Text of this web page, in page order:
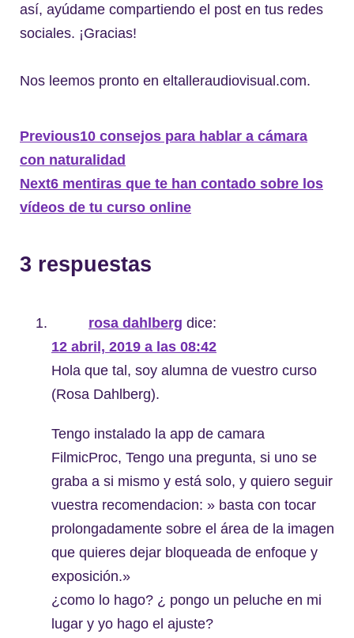
así, ayúdame compartiendo el post en tus redes
sociales. ¡Gracias!
Nos leemos pronto en eltalleraudiovisual.com.
Previous10 consejos para hablar a cámara
con naturalidad
Next6 mentiras que te han contado sobre los
vídeos de tu curso online
3 respuestas
rosa dahlberg dice:
12 abril, 2019 a las 08:42
Hola que tal, soy alumna de vuestro curso
(Rosa Dahlberg).
Tengo instalado la app de camara
FilmicProc, Tengo una pregunta, si uno se
graba a si mismo y está solo, y quiero seguir
vuestra recomendacion: » basta con tocar
prolongadamente sobre el área de la imagen
que quieres dejar bloqueada de enfoque y
exposición.»
¿como lo hago? ¿ pongo un peluche en mi
lugar y yo hago el ajuste?